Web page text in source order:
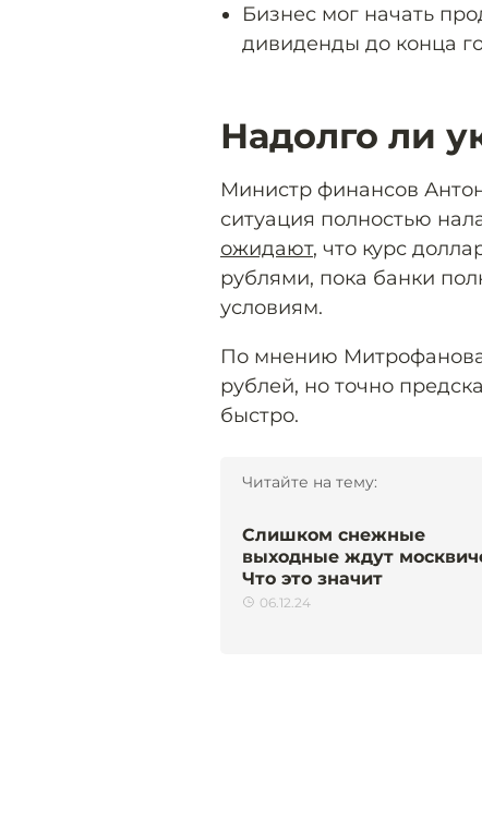
Бизнес мог начать
дивиденды до конца
Надолго ли
Министр финансов
ситуация полностью
ожидают, что курс
рублями, пока банки
условиям.
По мнению
рублей, но точно
быстро.
Читайте на тему:
Слишком снежные
выходные ждут
Что это значит
06.12.24